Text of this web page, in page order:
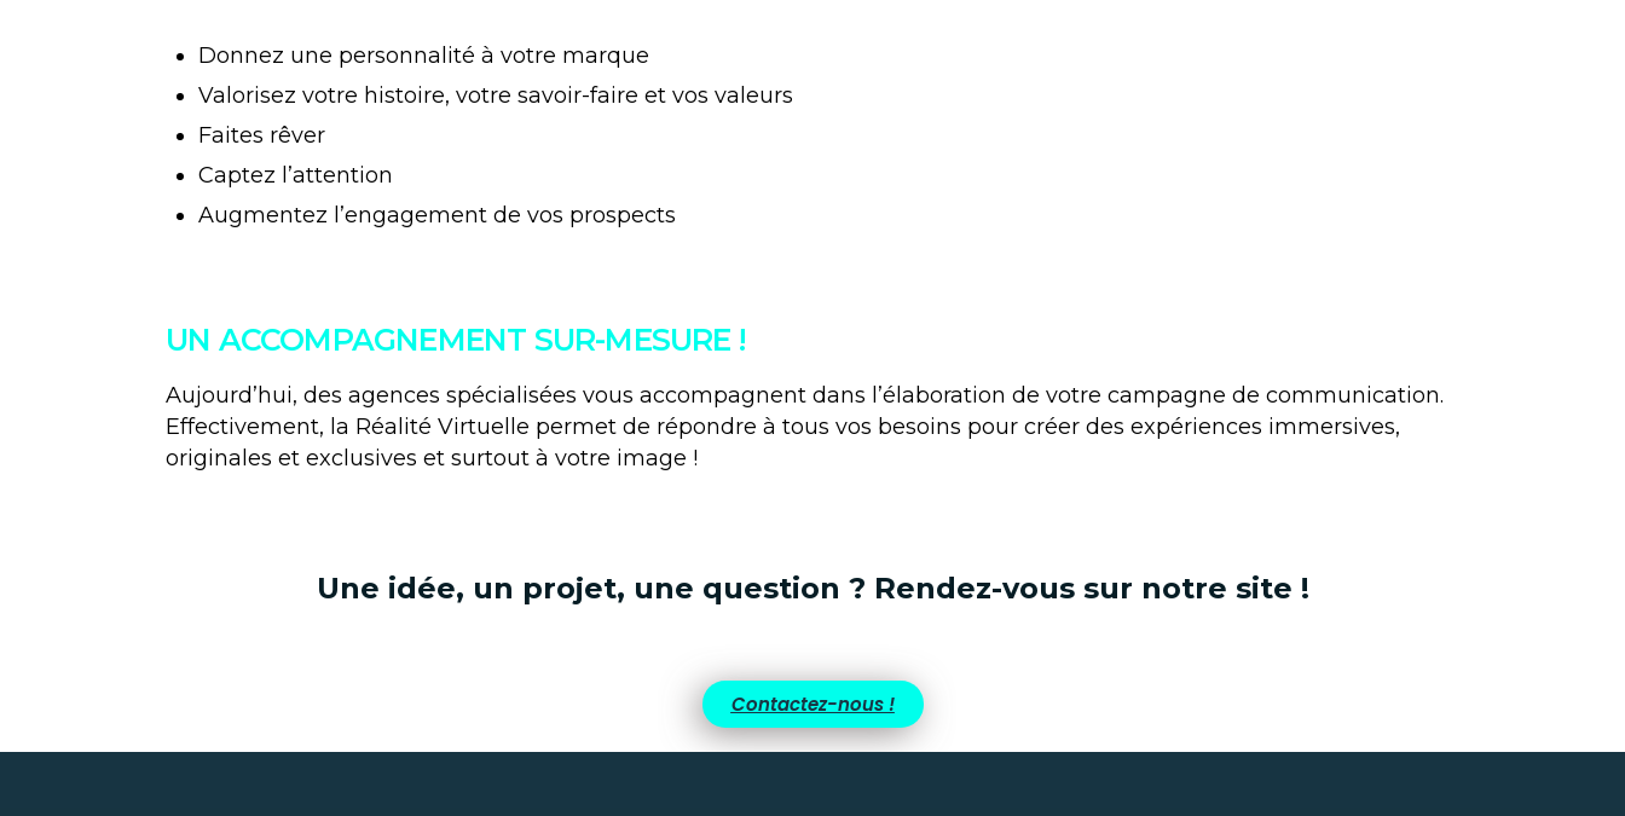
Donnez une personnalité à votre marque
Valorisez votre histoire, votre savoir-faire et vos valeurs
Faites rêver
Captez l’attention
Augmentez l’engagement de vos prospects
UN ACCOMPAGNEMENT SUR-MESURE !
Aujourd’hui, des agences spécialisées vous accompagnent dans l’élaboration de votre campagne de communication.
Effectivement, la Réalité Virtuelle permet de répondre à tous vos besoins pour créer des expériences immersives,
originales et exclusives et surtout à votre image !
Une idée, un projet, une question ? Rendez-vous sur notre site !
Contactez-nous !